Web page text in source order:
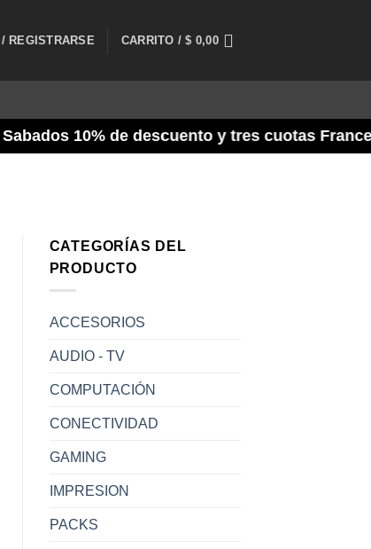
REGISTRARSE CARRITO /$ 0,00
de descuento y tres cuotas Frances ///
¿Sabías que pueden hackear tu
CATEGORÍAS DEL
PRODUCTO
ACCESORIOS
AUDIO - TV
COMPUTACIÓN
CONECTIVIDAD
GAMING
IMPRESION
PACKS